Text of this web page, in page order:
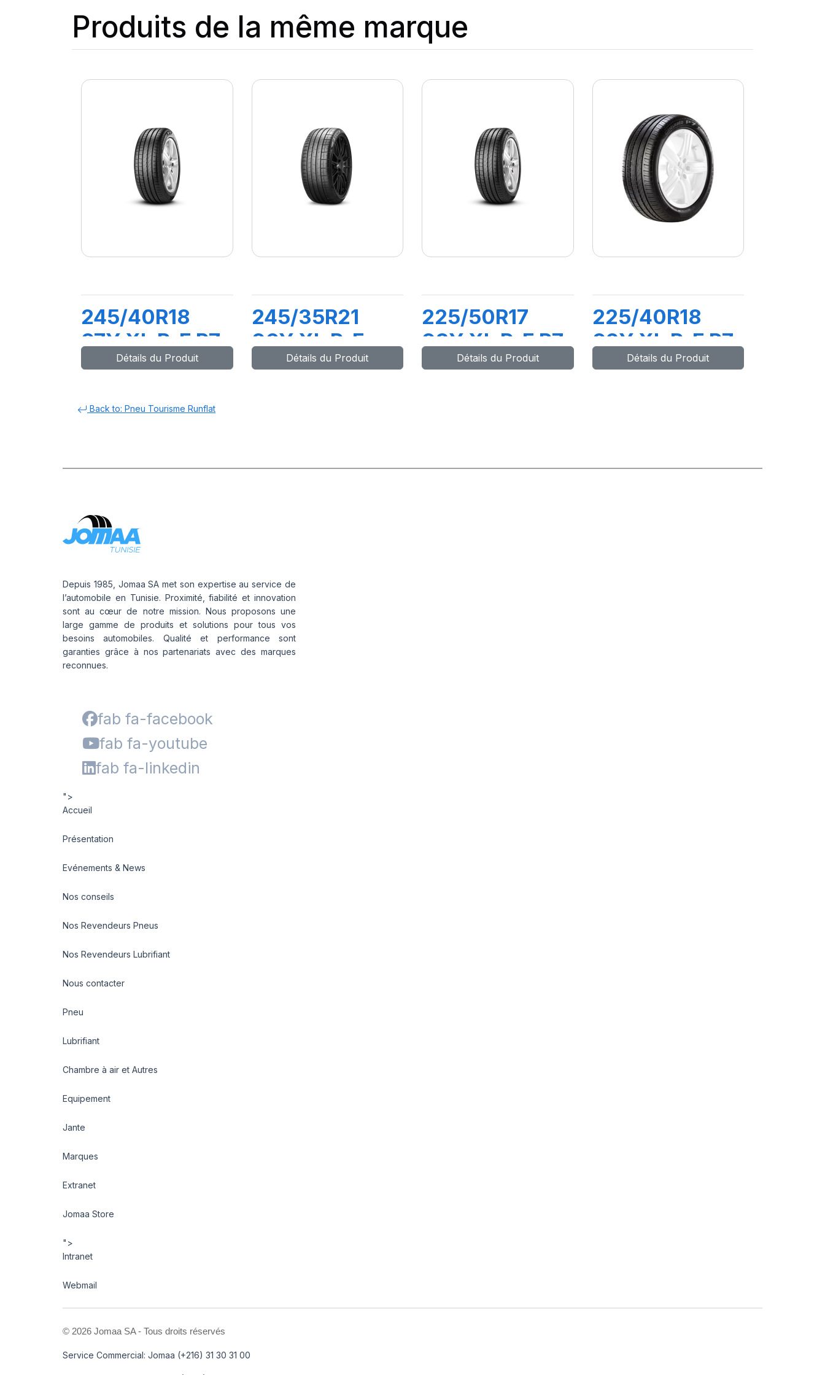
Produits de la même marque
245/40R18
97Y XL R-F P7
CINTURATO
Détails du Produit
245/35R21
96Y XL R-F
PZERO (*)
Détails du Produit
225/50R17
98Y XL R-F P7
CINTURATO
Détails du Produit
225/40R18
92Y XL R-F P7
CINTURATO
Détails du Produit
Back to: Pneu Tourisme Runflat
Depuis 1985, Jomaa SA met son expertise au service de
l’automobile en Tunisie. Proximité, fiabilité et innovation
sont au cœur de notre mission. Nous proposons une
large gamme de produits et solutions pour tous vos
besoins automobiles. Qualité et performance sont
garanties grâce à nos partenariats avec des marques
reconnues.
fab fa-facebook
fab fa-youtube
fab fa-linkedin
">
Accueil
Présentation
Evénements & News
Nos conseils
Nos Revendeurs Pneus
Nos Revendeurs Lubrifiant
Nous contacter
Pneu
Lubrifiant
Chambre à air et Autres
Equipement
Jante
Marques
Extranet
Jomaa Store
">
Intranet
Webmail
© 2026 Jomaa SA - Tous droits réservés
Service Commercial: Jomaa (+216) 31 30 31 00